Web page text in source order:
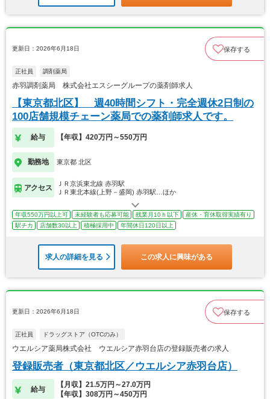
更新日：2026年6月18日 保存する
正社員 調剤薬局
赤羽調剤薬局 株式会社エスシーグループの薬剤師求人
【東京都北区】 週40時間シフト・完全週休2日制の
100店舗規模チェーン薬局での薬剤師求人です。
給与 【年収】420万円～550万円
勤務地 東京都 北区
アクセス
ＪＲ京浜東北線 赤羽駅
ＪＲ東北本線(上野－盛岡) 赤羽駅…ほか
年収550万円以上可 未経験者も応募可能 残業月10ｈ以下
産休・育休取得実績有り
駅チカ
店舗数30以上 積極採用中 年間休日120日以上
求人の詳細を見る この求人に興味がある
更新日：2026年6月18日 保存する
正社員 ドラッグストア（OTCのみ）
ウエルシア薬局株式会社 ウエルシア赤羽台店の登録販売者の求人
登録販売者（東京都北区／ウエルシア赤羽台店）
給与
【月収】21.5万円～27.0万円
【年収】308万円～450万円